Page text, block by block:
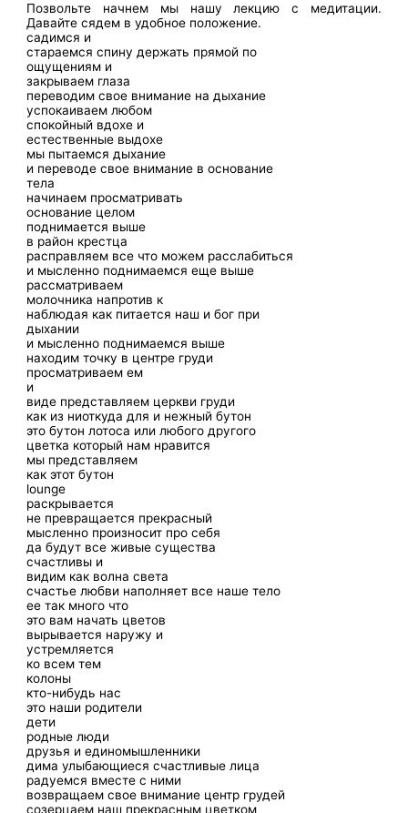
Позвольте начнем мы нашу лекцию с медитации.
Давайте сядем в удобное положение.
садимся и
стараемся спину держать прямой по
ощущениям и
закрываем глаза
переводим свое внимание на дыхание
успокаиваем любом
спокойный вдохе и
естественные выдохе
мы пытаемся дыхание
и переводе свое внимание в основание
тела
начинаем просматривать
основание целом
поднимается выше
в район крестца
расправляем все что можем расслабиться
и мысленно поднимаемся еще выше
рассматриваем
молочника напротив к
наблюдая как питается наш и бог при
дыхании
и мысленно поднимаемся выше
находим точку в центре груди
просматриваем ем
и
виде представляем церкви груди
как из ниоткуда для и нежный бутон
это бутон лотоса или любого другого
цветка который нам нравится
мы представляем
как этот бутон
lounge
раскрывается
не превращается прекрасный
мысленно произносит про себя
да будут все живые существа
счастливы и
видим как волна света
счастье любви наполняет все наше тело
ее так много что
это вам начать цветов
вырывается наружу и
устремляется
ко всем тем
колоны
кто-нибудь нас
это наши родители
дети
родные люди
друзья и единомышленники
дима улыбающиеся счастливые лица
радуемся вместе с ними
возвращаем свое внимание центр грудей
созерцаем наш прекрасным цветком